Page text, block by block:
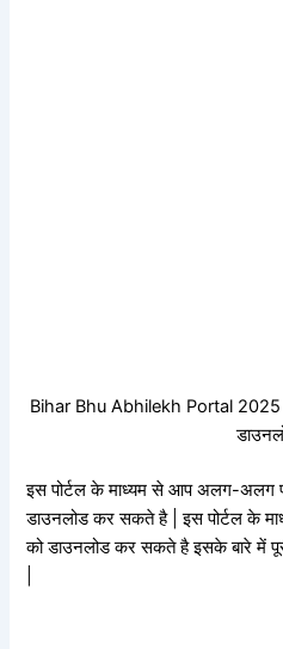
Bihar Bhu Abhilekh Portal 2025
इस पोर्टल के माध्यम से आप अलग-अलग
डाउनलोड कर सकते है | इस पोर्टल के
को डाउनलोड कर सकते है इसके बारे में